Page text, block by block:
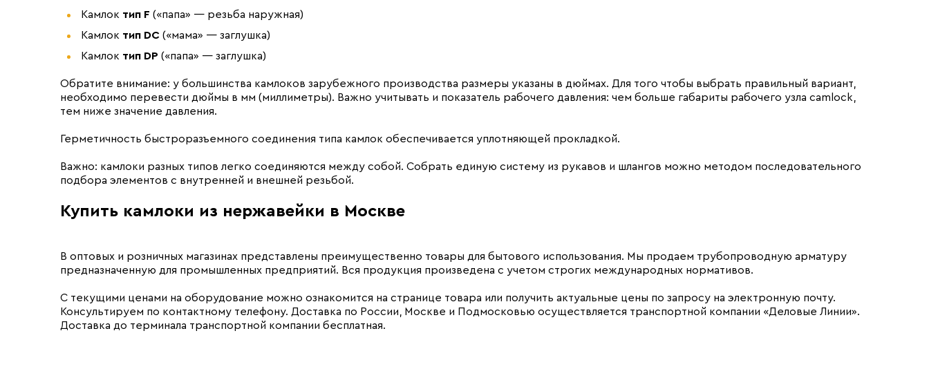
Камлок тип F («папа» — резьба наружная)
Камлок тип DC («мама» — заглушка)
Камлок тип DP («папа» — заглушка)
Обратите внимание: у большинства камлоков зарубежного производства размеры указаны в дюймах. Для того чтобы выбрать правильный вариант,
необходимо перевести дюймы в мм (миллиметры). Важно учитывать и показатель рабочего давления: чем больше габариты рабочего узла camlock,
тем ниже значение давления.
Герметичность быстроразъемного соединения типа камлок обеспечивается уплотняющей прокладкой.
Важно: камлоки разных типов легко соединяются между собой. Собрать единую систему из рукавов и шлангов можно методом последовательного
подбора элементов с внутренней и внешней резьбой.
Купить камлоки из нержавейки в Москве
В оптовых и розничных магазинах представлены преимущественно товары для бытового использования. Мы продаем трубопроводную арматуру
предназначенную для промышленных предприятий. Вся продукция произведена с учетом строгих международных нормативов.
С текущими ценами на оборудование можно ознакомится на странице товара или получить актуальные цены по запросу на электронную почту.
Консультируем по контактному телефону. Доставка по России, Москве и Подмосковью осуществляется транспортной компании «Деловые Линии».
Доставка до терминала транспортной компании бесплатная.